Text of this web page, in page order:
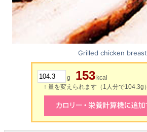
Grilled chicken breast
g 153 kcal
↑ 量を変えられます（1人分で104.3g）